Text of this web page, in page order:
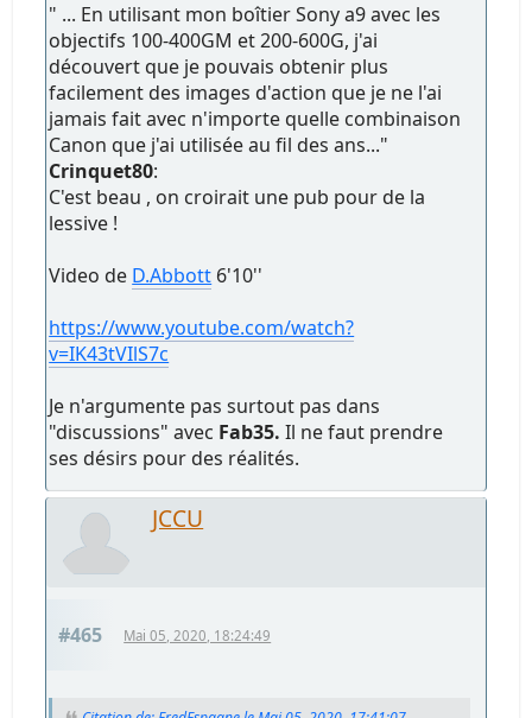
" ... En utilisant mon boîtier Sony a9 avec les
objectifs 100-400GM et 200-600G, j'ai
découvert que je pouvais obtenir plus
facilement des images d'action que je ne l'ai
jamais fait avec n'importe quelle combinaison
Canon que j'ai utilisée au fil des ans..."
Crinquet80:
C'est beau , on croirait une pub pour de la
lessive !
Video de D.Abbott 6'10''
https://www.youtube.com/watch?
v=IK43tVIlS7c
Je n'argumente pas surtout pas dans
"discussions" avec Fab35. Il ne faut prendre
ses désirs pour des réalités.
JCCU
#465 Mai 05, 2020, 18:24:49